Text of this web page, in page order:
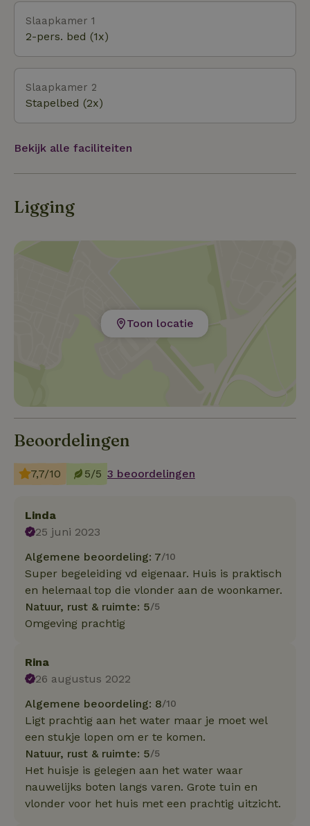
Slaapkamer 1
2-pers. bed (1x)
Slaapkamer 2
Stapelbed (2x)
Bekijk alle faciliteiten
Ligging
Toon locatie
Beoordelingen
7,7/10 5/5 3 beoordelingen
Linda
25 juni 2023
Algemene beoordeling: 7/10
Super begeleiding vd eigenaar. Huis is praktisch
en helemaal top die vlonder aan de woonkamer.
Natuur, rust & ruimte: 5/5
Omgeving prachtig
Rina
26 augustus 2022
Algemene beoordeling: 8/10
Ligt prachtig aan het water maar je moet wel
een stukje lopen om er te komen.
Natuur, rust & ruimte: 5/5
Het huisje is gelegen aan het water waar
nauwelijks boten langs varen. Grote tuin en
vlonder voor het huis met een prachtig uitzicht.